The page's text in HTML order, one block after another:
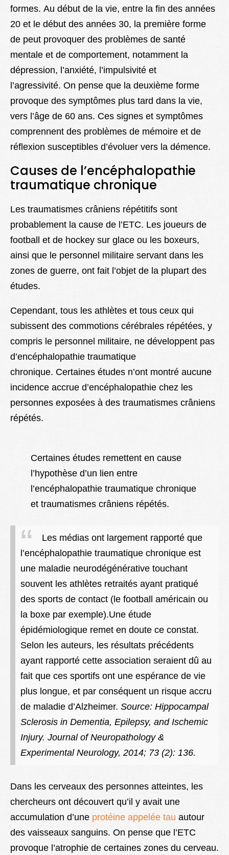
formes. Au début de la vie, entre la fin des années
20 et le début des années 30, la première forme
de peut provoquer des problèmes de santé
mentale et de comportement, notamment la
dépression, l’anxiété, l’impulsivité et
l’agressivité. On pense que la deuxième forme
provoque des symptômes plus tard dans la vie,
vers l’âge de 60 ans. Ces signes et symptômes
comprennent des problèmes de mémoire et de
réflexion susceptibles d’évoluer vers la démence.
Causes de l’encéphalopathie
traumatique chronique
Les traumatismes crâniens répétitifs sont
probablement la cause de l’ETC. Les joueurs de
football et de hockey sur glace ou les boxeurs,
ainsi que le personnel militaire servant dans les
zones de guerre, ont fait l’objet de la plupart des
études.
Cependant, tous les athlètes et tous ceux qui
subissent des commotions cérébrales répétées, y
compris le personnel militaire, ne développent pas
d’encéphalopathie traumatique
chronique. Certaines études n’ont montré aucune
incidence accrue d’encéphalopathie chez les
personnes exposées à des traumatismes crâniens
répétés.
Certaines études remettent en cause
l’hypothèse d’un lien entre
l’encéphalopathie traumatique chronique
et traumatismes crâniens répétés.
Les médias ont largement rapporté que
l’encéphalopathie traumatique chronique est
une maladie neurodégénérative touchant
souvent les athlètes retraités ayant pratiqué
des sports de contact (le football américain ou
la boxe par exemple).Une étude
épidémiologique remet en doute ce constat.
Selon les auteurs, les résultats précédents
ayant rapporté cette association seraient dû au
fait que ces sportifs ont une espérance de vie
plus longue, et par conséquent un risque accru
de maladie d’Alzheimer. Source: Hippocampal
Sclerosis in Dementia, Epilepsy, and Ischemic
Injury. Journal of Neuropathology &
Experimental Neurology, 2014; 73 (2): 136.
Dans les cerveaux des personnes atteintes, les
chercheurs ont découvert qu’il y avait une
accumulation d’une protéine appelée tau autour
des vaisseaux sanguins. On pense que l’ETC
provoque l’atrophie de certaines zones du cerveau.